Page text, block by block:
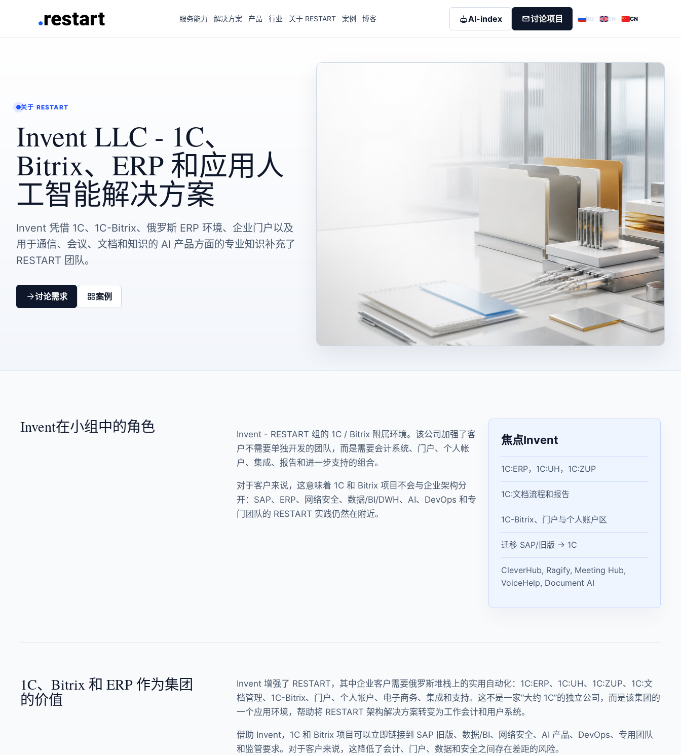
服务能力 解决方案 产品 行业 关于 RESTART 案例 博客 AI-index 讨论项目 RU EN CN
关于 RESTART
Invent LLC - 1C、
Bitrix、ERP 和应用人
工智能解决方案
Invent 凭借 1C、1C-Bitrix、俄罗斯 ERP 环境、企业门户以及
用于通信、会议、文档和知识的 AI 产品方面的专业知识补充了
RESTART 团队。
讨论需求 案例
Invent在小组中的角色
Invent - RESTART 组的 1C / Bitrix 附属环境。该公司加强了客
户不需要单独开发的团队，而是需要会计系统、门户、个人帐
户、集成、报告和进一步支持的组合。
对于客户来说，这意味着 1C 和 Bitrix 项目不会与企业架构分
开：SAP、ERP、网络安全、数据/BI/DWH、AI、DevOps 和专
门团队的 RESTART 实践仍然在附近。
焦点Invent
1C:ERP，1C:UH，1C:ZUP
1C:文档流程和报告
1C-Bitrix、门户与个人账户区
迁移 SAP/旧版 → 1C
CleverHub, Ragify, Meeting Hub,
VoiceHelp, Document AI
1C、Bitrix 和 ERP 作为集团
的价值
Invent 增强了 RESTART，其中企业客户需要俄罗斯堆栈上的实用自动化：1C:ERP、1C:UH、1C:ZUP、1C:文
档管理、1C-Bitrix、门户、个人帐户、电子商务、集成和支持。这不是一家“大约 1C”的独立公司，而是该集团的
一个应用环境，帮助将 RESTART 架构解决方案转变为工作会计和用户系统。
借助 Invent，1C 和 Bitrix 项目可以立即链接到 SAP 旧版、数据/BI、网络安全、AI 产品、DevOps、专用团队
和监管要求。对于客户来说，这降低了会计、门户、数据和安全之间存在差距的风险。